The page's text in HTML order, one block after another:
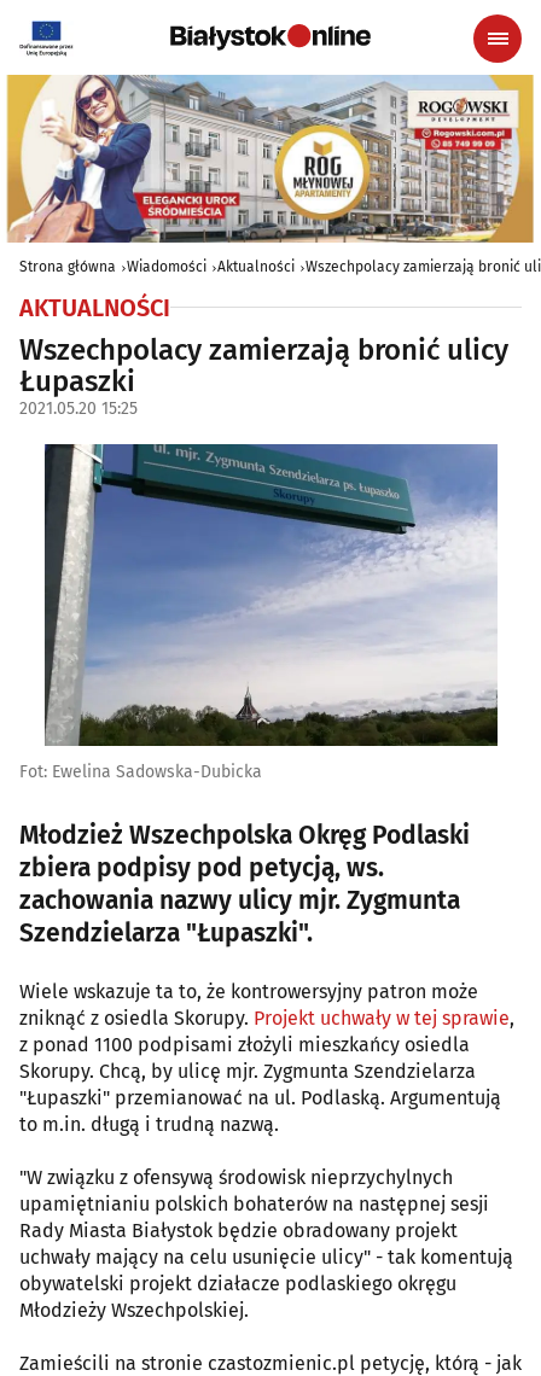
Strona główna Wiadomości Aktualności Wszechpolacy zamierzają bronić
AKTUALNOŚCI
Wszechpolacy zamierzają bronić ulicy
Łupaszki
2021.05.20 15:25
Fot: Ewelina Sadowska-Dubicka
Młodzież Wszechpolska Okręg Podlaski
zbiera podpisy pod petycją, ws.
zachowania nazwy ulicy mjr. Zygmunta
Szendzielarza "Łupaszki".
Wiele wskazuje ta to, że kontrowersyjny patron może
zniknąć z osiedla Skorupy. Projekt uchwały w tej sprawie,
z ponad 1100 podpisami złożyli mieszkańcy osiedla
Skorupy. Chcą, by ulicę mjr. Zygmunta Szendzielarza
"Łupaszki" przemianować na ul. Podlaską. Argumentują
to m.in. długą i trudną nazwą.
"W związku z ofensywą środowisk nieprzychylnych
upamiętnianiu polskich bohaterów na następnej sesji
Rady Miasta Białystok będzie obradowany projekt
uchwały mający na celu usunięcie ulicy" - tak komentują
obywatelski projekt działacze podlaskiego okręgu
Młodzieży Wszechpolskiej.
Zamieścili na stronie czastozmienic.pl petycję, którą - jak